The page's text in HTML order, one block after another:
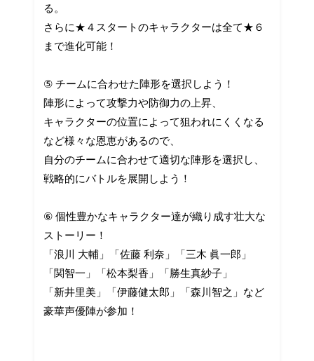
る。
さらに★４スタートのキャラクターは全て★６
まで進化可能！
⑤ チームに合わせた陣形を選択しよう！
陣形によって攻撃力や防御力の上昇、
キャラクターの位置によって狙われにくくなる
など様々な恩恵があるので、
自分のチームに合わせて適切な陣形を選択し、
戦略的にバトルを展開しよう！
⑥ 個性豊かなキャラクター達が織り成す壮大な
ストーリー！
「浪川 大輔」「佐藤 利奈」「三木 眞一郎」
「関智一」「松本梨香」「勝生真紗子」
「新井里美」「伊藤健太郎」「森川智之」など
豪華声優陣が参加！